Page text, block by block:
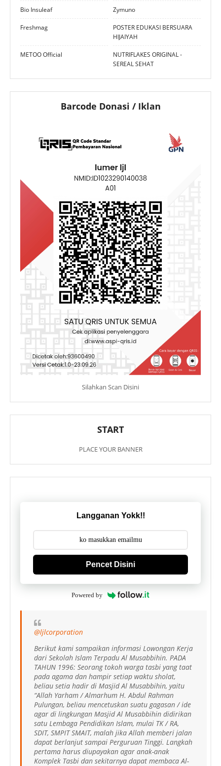
Bio Insuleaf Zymuno
Freshmag
POSTER EDUKASI BERSUARA
HIJAIYAH
METOO Official
NUTRIFLAKES ORIGINAL -
SEREAL SEHAT
Barcode Donasi / Iklan
Silahkan Scan Disini
START
PLACE YOUR BANNER
Langganan Yokk!!
Pencet Disini
Powered by
@ljlcorporation
Berikut kami sampaikan informasi Lowongan Kerja
dari Sekolah Islam Terpadu Al Musabbihin. PADA
TAHUN 1996: Seorang tokoh warga tasbi yang taat
pada agama dan hampir setiap waktu sholat,
beliau setia hadir di Masjid Al Musabbihin, yaitu
“Allah Yarham / Almarhum H. Abdul Rahman
Pulungan, beliau mencetuskan suatu gagasan / ide
agar di lingkungan Masjid Al Musabbihin didirikan
satu Lembaga Pendidikan Islam, mulai TK / RA,
SDIT, SMPIT SMAIT, malah jika Allah memberi jalan
dapat berlanjut sampai Perguruan Tinggi. Langkah
pertama harus diupayakan agar anak-anak
Komplek Tasbi dan sekitarnya dapat membaca Al-